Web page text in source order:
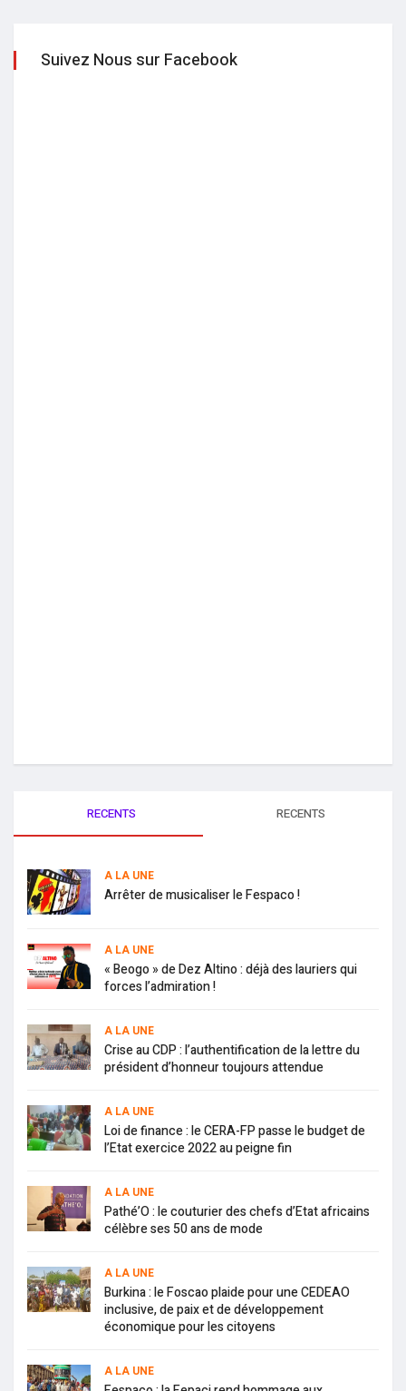
Suivez Nous sur Facebook
RECENTS RECENTS
A LA UNE
Arrêter de musicaliser le Fespaco !
A LA UNE
« Beogo » de Dez Altino : déjà des lauriers qui
forces l’admiration !
A LA UNE
Crise au CDP : l’authentification de la lettre du
président d’honneur toujours attendue
A LA UNE
Loi de finance : le CERA-FP passe le budget de
l’Etat exercice 2022 au peigne fin
A LA UNE
Pathé’O : le couturier des chefs d’Etat africains
célèbre ses 50 ans de mode
A LA UNE
Burkina : le Foscao plaide pour une CEDEAO
inclusive, de paix et de développement
économique pour les citoyens
A LA UNE